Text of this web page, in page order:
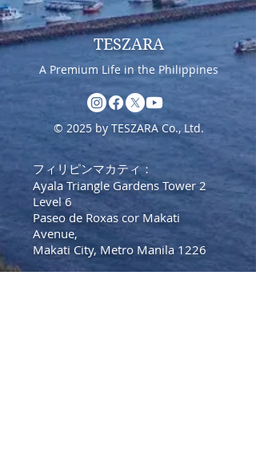
TESZARA
A Premium Life in the Philippines
© 2025 by TESZARA Co., Ltd.
フィリピンマカティ：
Ayala Triangle Gardens Tower 2
Level 6
Paseo de Roxas cor Makati
Avenue,
Makati City, Metro Manila 1226